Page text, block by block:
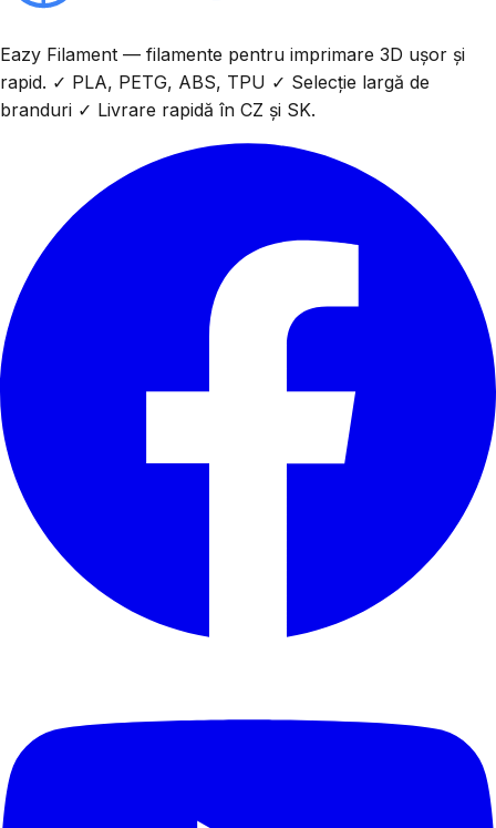
Eazy Filament — filamente pentru imprimare 3D ușor și
rapid. ✓ PLA, PETG, ABS, TPU ✓ Selecție largă de
branduri ✓ Livrare rapidă în CZ și SK.